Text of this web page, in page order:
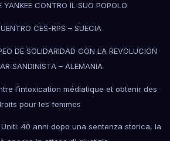
YANKEE CONTRO IL SUO POPOLO
CES-RPS – SUECIA
DE SOLIDARIDAD CON LA REVOLUCION
SANDINISTA – ALEMANIA
l’intoxication médiatique et obtenir des
pour les femmes
40 anni dopo una sentenza storica, la